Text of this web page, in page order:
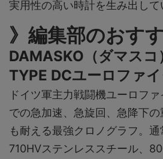
実用性の高い時計を生み出して
》編集部のおす
DAMASKO（ダマスコ
TYPE DCユーロファ
ドイツ軍主力戦闘機ユーロフ
での急加速、急旋回、急降下
も耐える最強クロノグラフ。
710HVステンレススチール、